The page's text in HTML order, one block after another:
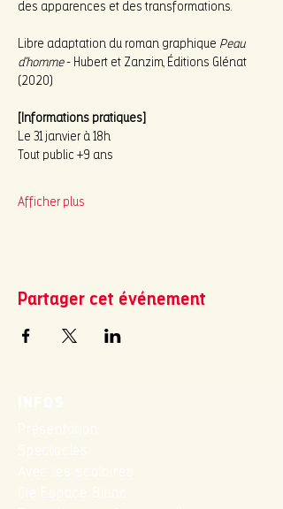
des apparences et des transformations.
Libre adaptation du roman graphique Peau
d’homme - Hubert et Zanzim, Éditions Glénat
(2020)
[Informations pratiques]
Le 31 janvier à 18h
Tout public +9 ans
Afficher plus
Partager cet événement